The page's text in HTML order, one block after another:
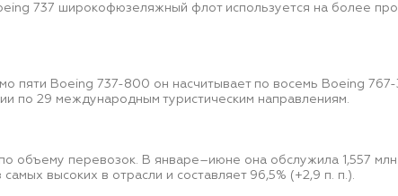
737 широкофюзеляжный флот используется на более
пяти Boeing 737-800 он насчитывает по восемь Boeing
по 29 международным туристическим направлениям.
объему перевозок. В январе–июне она обслужила 1,557 млн
высоких в отрасли и составляет 96,5% (+2,9 п. п.).